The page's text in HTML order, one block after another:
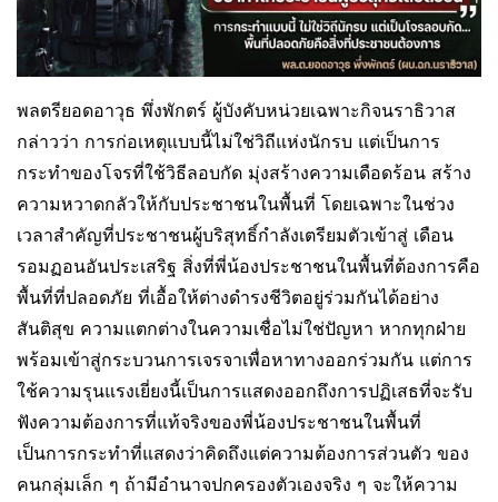
พลตรียอดอาวุธ พึ่งพักตร์ ผู้บังคับหน่วยเฉพาะกิจนราธิวาส
กล่าวว่า การก่อเหตุแบบนี้ไม่ใช่วิถีแห่งนักรบ แต่เป็นการ
กระทำของโจรที่ใช้วิธีลอบกัด มุ่งสร้างความเดือดร้อน สร้าง
ความหวาดกลัวให้กับประชาชนในพื้นที่ โดยเฉพาะในช่วง
เวลาสำคัญที่ประชาชนผู้บริสุทธิ์กำลังเตรียมตัวเข้าสู่ เดือน
รอมฏอนอันประเสริฐ สิ่งที่พี่น้องประชาชนในพื้นที่ต้องการคือ
พื้นที่ที่ปลอดภัย ที่เอื้อให้ต่างดำรงชีวิตอยู่ร่วมกันได้อย่าง
สันติสุข ความแตกต่างในความเชื่อไม่ใช่ปัญหา หากทุกฝ่าย
พร้อมเข้าสู่กระบวนการเจรจาเพื่อหาทางออกร่วมกัน แต่การ
ใช้ความรุนแรงเยี่ยงนี้เป็นการแสดงออกถึงการปฏิเสธที่จะรับ
ฟังความต้องการที่แท้จริงของพี่น้องประชาชนในพื้นที่
เป็นการกระทำที่แสดงว่าคิดถึงแต่ความต้องการส่วนตัว ของ
คนกลุ่มเล็ก ๆ ถ้ามีอำนาจปกครองตัวเองจริง ๆ จะให้ความ